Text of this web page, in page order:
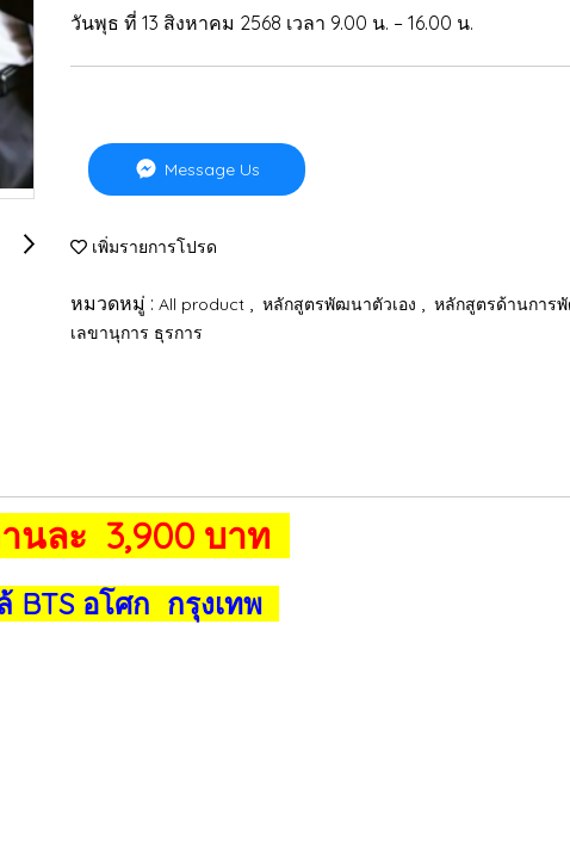
วันพุธ ที่ 13 สิงหาคม 2568 เวลา 9.00 น. – 16.00 น.
Message Us
เพิ่มรายการโปรด
หมวดหมู่ : All product , หลักสูตรพัฒนาตัวเอง , หลักสูตรด้านการ
เลขานุการ ธุรการ
นละ 3,900 บาท
อโศก กรุงเทพ